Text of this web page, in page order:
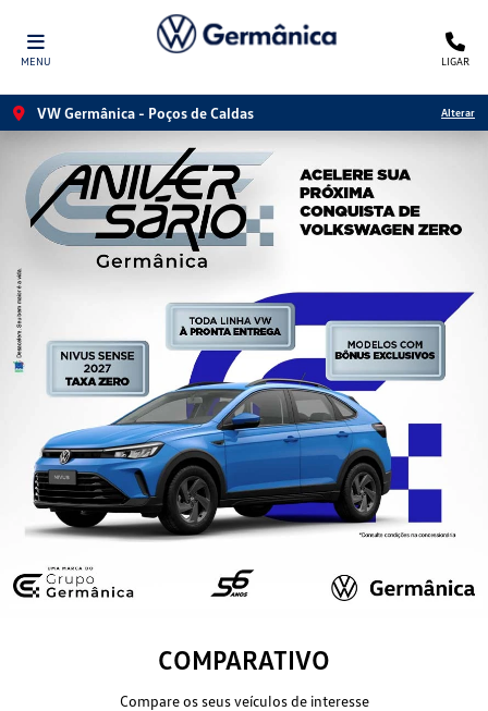
MENU LIGAR
VW Germânica - Poços de Caldas Alterar
COMPARATIVO
Compare os seus veículos de interesse